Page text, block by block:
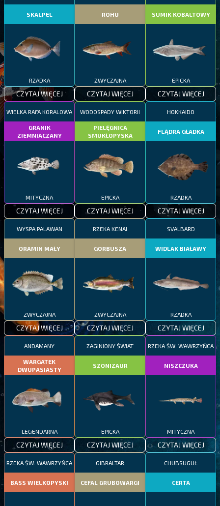
SKALPEL
RZADKA
CZYTAJ WIĘCEJ
ROHU
ZWYCZAJNA
CZYTAJ WIĘCEJ
SUMIK KOBALTOWY
EPICKA
CZYTAJ WIĘCEJ
WIELKA RAFA KORALOWA
GRANIK
ZIEMNIACZANY
MITYCZNA
CZYTAJ WIĘCEJ
WODOSPADY WIKTORII
PIELĘGNICA
SMUKŁOPYSKA
EPICKA
CZYTAJ WIĘCEJ
HOKKAIDO
FLĄDRA GŁADKA
RZADKA
CZYTAJ WIĘCEJ
WYSPA PALAWAN
ORAMIN MAŁY
ZWYCZAJNA
CZYTAJ WIĘCEJ
RZEKA KENAI
GORBUSZA
ZWYCZAJNA
CZYTAJ WIĘCEJ
SVALBARD
WIDLAK BIAŁAWY
RZADKA
CZYTAJ WIĘCEJ
ANDAMANY
WARGATEK
DWUPASIASTY
LEGENDARNA
CZYTAJ WIĘCEJ
ZAGINIONY ŚWIAT
SZONIZAUR
EPICKA
CZYTAJ WIĘCEJ
RZEKA ŚW. WAWRZYŃCA
NISZCZUKA
MITYCZNA
CZYTAJ WIĘCEJ
RZEKA ŚW. WAWRZYŃCA
BASS WIELKOPYSKI
GIBRALTAR
CEFAL GRUBOWARGI
CHUBSUGUŁ
CERTA